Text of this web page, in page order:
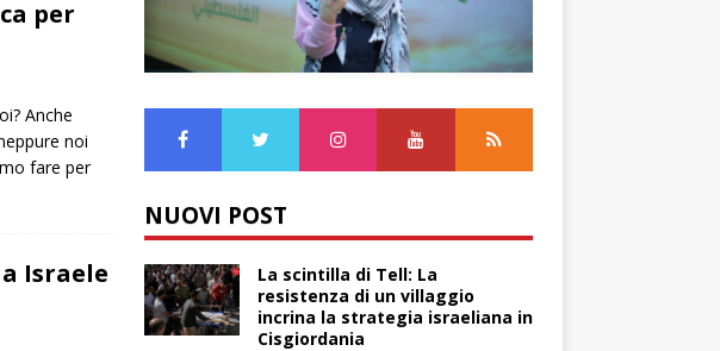
per
Anche
noi
fare per
Israele
NUOVI POST
La scintilla di Tell: La
resistenza di un villaggio
incrina la strategia israeliana in
Cisgiordania